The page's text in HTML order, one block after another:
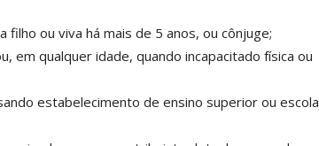
ou viva há mais de 5 anos, ou cônjuge;
em qualquer idade, quando incapacitado física ou
estabelecimento de ensino superior ou escola